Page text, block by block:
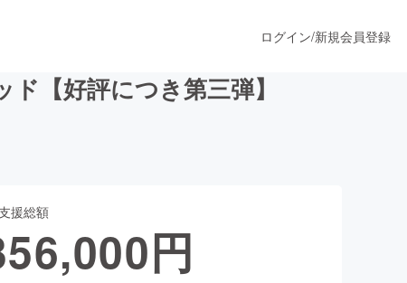
ファッション
ログイン/新規会員登録
【好評につき第三弾】
援総額
円